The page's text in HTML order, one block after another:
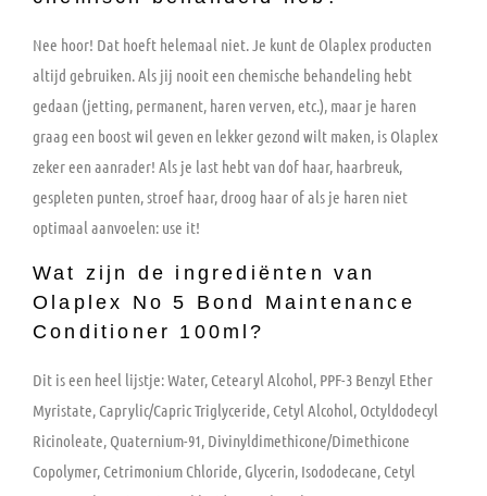
Nee hoor! Dat hoeft helemaal niet. Je kunt de Olaplex producten
altijd gebruiken. Als jij nooit een chemische behandeling hebt
gedaan (jetting, permanent, haren verven, etc.), maar je haren
graag een boost wil geven en lekker gezond wilt maken, is Olaplex
zeker een aanrader! Als je last hebt van dof haar, haarbreuk,
gespleten punten, stroef haar, droog haar of als je haren niet
optimaal aanvoelen: use it!
Wat zijn de ingrediënten van
Olaplex No 5 Bond Maintenance
Conditioner 100ml?
Dit is een heel lijstje: Water, Cetearyl Alcohol, PPF-3 Benzyl Ether
Myristate, Caprylic/Capric Triglyceride, Cetyl Alcohol, Octyldodecyl
Ricinoleate, Quaternium-91, Divinyldimethicone/Dimethicone
Copolymer, Cetrimonium Chloride, Glycerin, Isododecane, Cetyl